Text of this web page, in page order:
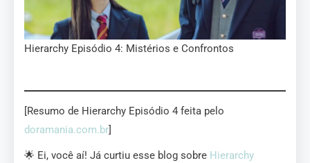
Hierarchy Episódio 4: Mistérios e Confrontos
[Resumo de Hierarchy Episódio 4 feita pelo
doramania.com.br
🌟 Ei, você aí! Já curtiu esse blog sobre Hierarchy